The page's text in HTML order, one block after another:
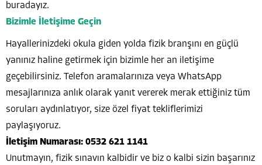
buradayız.
Bizimle İletişime Geçin
Hayallerinizdeki okula giden yolda fizik branşını en güçlü
yanınız haline getirmek için bizimle her an iletişime
geçebilirsiniz. Telefon aramalarınıza veya WhatsApp
mesajlarınıza anlık olarak yanıt vererek merak ettiğiniz tüm
soruları aydınlatıyor, size özel fiyat tekliflerimizi
paylaşıyoruz.
İletişim Numarası: 0532 621 1141
Unutmayın, fizik sınavın kalbidir ve biz o kalbi sizin başarınız